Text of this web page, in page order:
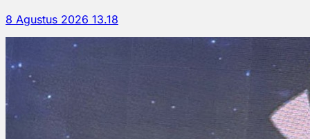
8 Agustus 2026 13.18